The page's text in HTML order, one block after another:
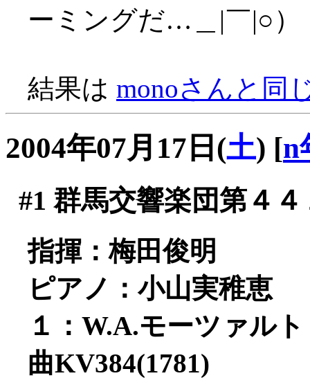
ーミングだ…＿|￣|○）
結果は monoさんと同
2004年07月17日(土) [n
#1 群馬交響楽団第４
指揮：梅田俊明
ピアノ：小山実稚恵
１：W.A.モーツァル
曲KV384(1781)